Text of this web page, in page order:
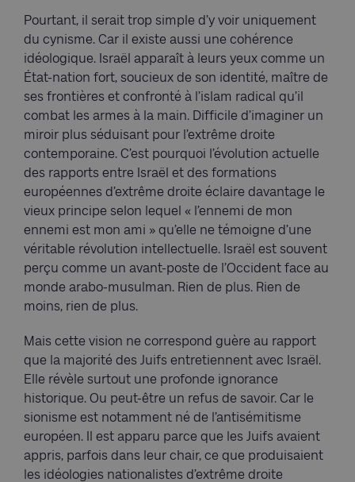
Pourtant, il serait trop simple d’y voir uniquement
du cynisme. Car il existe aussi une cohérence
idéologique. Israël apparaît à leurs yeux comme un
État-nation fort, soucieux de son identité, maître de
ses frontières et confronté à l’islam radical qu’il
combat les armes à la main. Difficile d’imaginer un
miroir plus séduisant pour l’extrême droite
contemporaine. C’est pourquoi l’évolution actuelle
des rapports entre Israël et des formations
européennes d’extrême droite éclaire davantage le
vieux principe selon lequel « l’ennemi de mon
ennemi est mon ami » qu’elle ne témoigne d’une
véritable révolution intellectuelle. Israël est souvent
perçu comme un avant-poste de l’Occident face au
monde arabo-musulman. Rien de plus. Rien de
moins, rien de plus.
Mais cette vision ne correspond guère au rapport
que la majorité des Juifs entretiennent avec Israël.
Elle révèle surtout une profonde ignorance
historique. Ou peut-être un refus de savoir. Car le
sionisme est notamment né de l’antisémitisme
européen. Il est apparu parce que les Juifs avaient
appris, parfois dans leur chair, ce que produisaient
les idéologies nationalistes d’extrême droite